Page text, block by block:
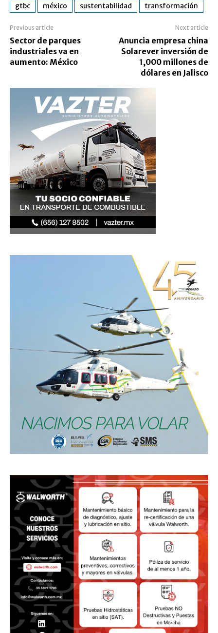
gtbc
méxico sustentabilidad transformación
Previous article
Sector de parques
industriales va en
aumento: México
Next article
Anuncia empresa china
Solarever inversión de
1,000 millones de
dólares en Jalisco